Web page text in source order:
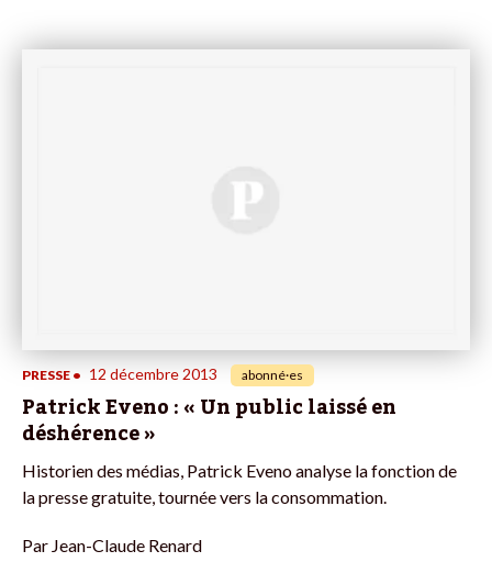
PRESSE • 12 décembre 2013 abonné·es
Patrick Eveno : « Un public laissé en
déshérence »
Historien des médias, Patrick Eveno analyse la fonction de
la presse gratuite, tournée vers la consommation.
Par Jean-Claude Renard